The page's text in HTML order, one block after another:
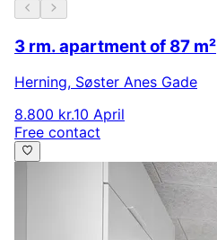
3 rm. apartment of 87 m²
Herning, Søster Anes Gade
8.800 kr.10 April
Free contact